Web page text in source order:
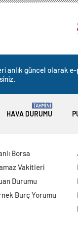
anlık güncel olarak
HAVA DURUMU
TAHMİNİ
Borsa
Vakitleri
Durumu
Burç Yorumu